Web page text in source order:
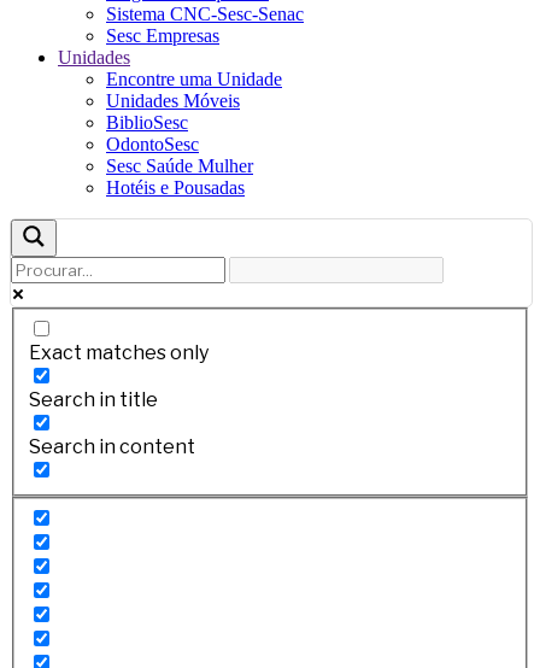
Sistema CNC-Sesc-Senac
Sesc Empresas
Unidades
Encontre uma Unidade
Unidades Móveis
BiblioSesc
OdontoSesc
Sesc Saúde Mulher
Hotéis e Pousadas
Exact matches only
Search in title
Search in content